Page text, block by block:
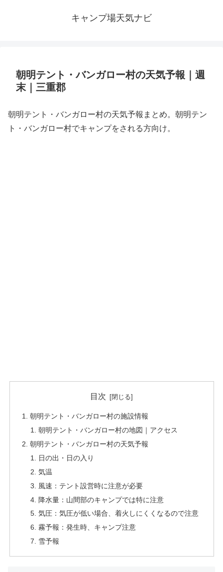
キャンプ場天気ナビ
朝明テント・バンガロー村の天気予報｜週
末｜三重郡
朝明テント・バンガロー村の天気予報まとめ。朝明テン
ト・バンガロー村でキャンプをされる方向け。
目次
朝明テント・バンガロー村の施設情報
朝明テント・バンガロー村の地図｜アクセス
朝明テント・バンガロー村の天気予報
日の出・日の入り
気温
風速：テント設営時に注意が必要
降水量：山間部のキャンプでは特に注意
気圧：気圧が低い場合、着火しにくくなるので注意
霧予報：発生時、キャンプ注意
雪予報